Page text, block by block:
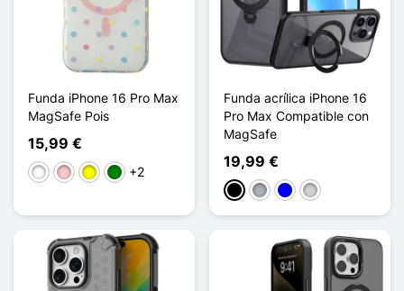
Funda iPhone 16 Pro Max
MagSafe Pois
15,99 €
BlancoRosaAmarilloVerde
+2
Funda acrílica iPhone 16
Pro Max Compatible con
MagSafe
19,99 €
NegroGris AzulGris clair